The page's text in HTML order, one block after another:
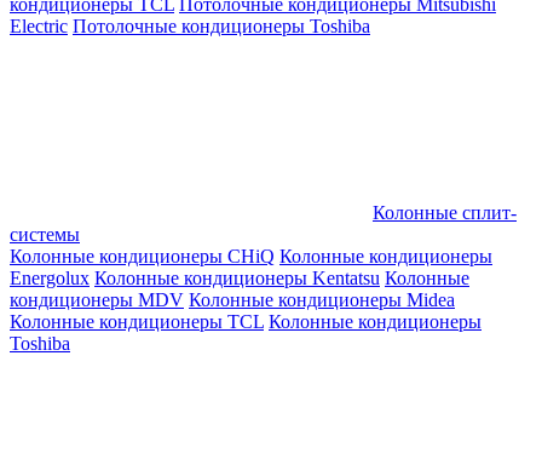
кондиционеры TCL Потолочные кондиционеры Mitsubishi
Electric Потолочные кондиционеры Toshiba
Колонные сплит-
системы
Колонные кондиционеры CHiQ Колонные кондиционеры
Energolux Колонные кондиционеры Kentatsu Колонные
кондиционеры MDV Колонные кондиционеры Midea
Колонные кондиционеры TCL Колонные кондиционеры
Toshiba